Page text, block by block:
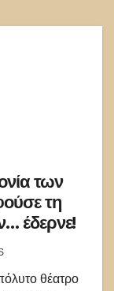
των
τη
έδερνε!
θέατρο